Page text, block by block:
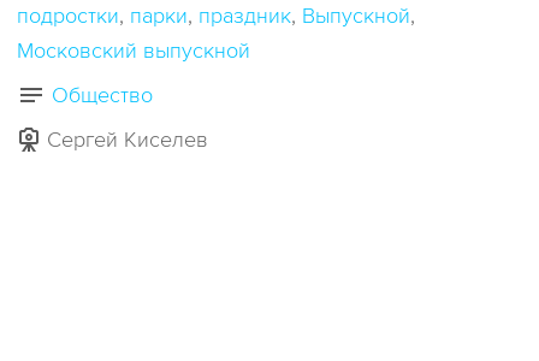
подростки парки праздник Выпускной
Московский выпускной
Общество
Сергей Киселев